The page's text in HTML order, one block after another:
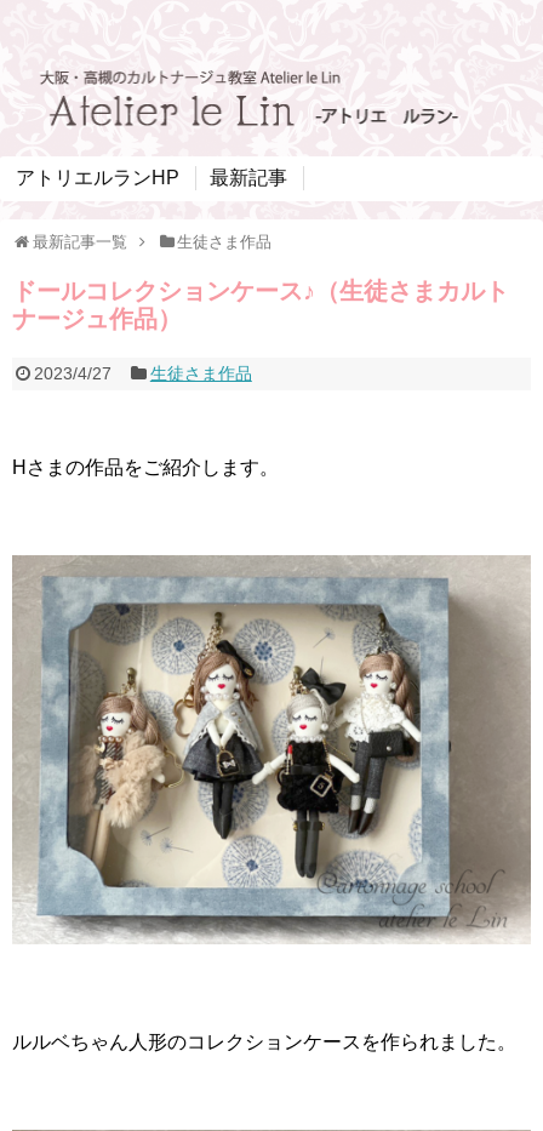
アトリエルランHP 最新記事
最新記事一覧 生徒さま作品
ドールコレクションケース♪（生徒さまカルト
ナージュ作品）
2023/4/27 生徒さま作品
Hさまの作品をご紹介します。
ルルベちゃん人形のコレクションケースを作られました。